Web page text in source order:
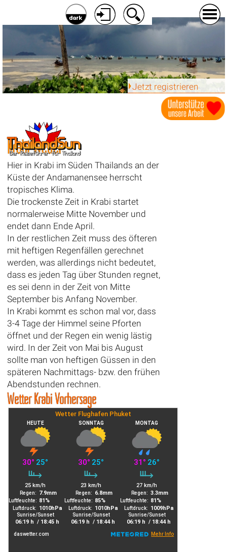
Jetzt registrieren
Krabi Wetter
Hier in Krabi im Süden Thailands an der
Küste der Andamanensee herrscht
tropisches Klima.
Die trockenste Zeit in Krabi startet
normalerweise Mitte November und
endet dann Ende April.
In der restlichen Zeit muss des öfteren
mit heftigen Regenfällen gerechnet
werden, was allerdings nicht bedeutet,
dass es jeden Tag über Stunden regnet,
es sei denn in der Zeit von Mitte
September bis Anfang November.
In Krabi kommt es schon mal vor, dass
3-4 Tage der Himmel seine Pforten
öffnet und der Regen ein wenig lästig
wird. In der Zeit von Mai bis August
sollte man von heftigen Güssen in den
späteren Nachmittags- bzw. den frühen
Abendstunden rechnen.
Wetter Krabi Vorhersage